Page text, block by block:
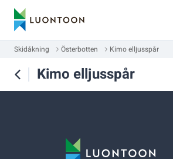
Skidåkning Österbotten Kimo elljusspår
Kimo elljusspår